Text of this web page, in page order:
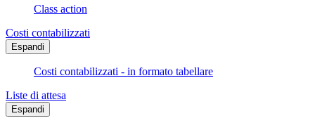
Class action
Costi contabilizzati
Espandi
Costi contabilizzati - in formato tabellare
Liste di attesa
Espandi